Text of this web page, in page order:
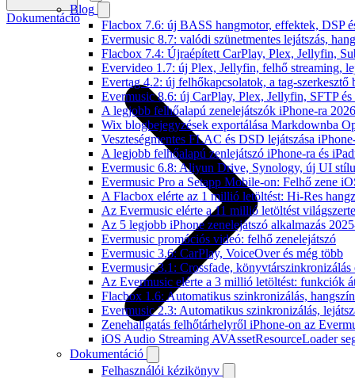
Blog
Flacbox 7.6: új BASS hangmotor, effektek, DSP
Evermusic 8.7: valódi szünetmentes lejátszás,
Flacbox 7.4: Újraépített CarPlay, Plex, Jellyfin,
Evervideo 1.7: új Plex, Jellyfin, felhő streaming,
Evertag 4.2: új felhőkapcsolatok, a tag-szerkesztő
Evermusic 8.6: új CarPlay, Plex, Jellyfin, SFTP
A legjobb felhőalapú zenelejátszók iPhone-ra
Wix blogbejegyzések exportálása Markdownba
Veszteségmentes FLAC és DSD lejátszása
A legjobb felhőalapú zenlejátszó iPhone-ra és
Evermusic 6.8: Aliyun Drive, Synology, új UI
Evermusic Pro a Setapp Mobile-on: Felhő zene
A Flacbox elérte az 1 millió letöltést: Hi-Res
Az Evermusic elérte a 11 millió letöltést világszerte
Az 5 legjobb iPhone zenelejátszó alkalmazás
Evermusic promóciós videó: felhő zenelejátszó
Evermusic 3.6: CarPlay, VoiceOver és még több
Evermusic 3.1: Crossfade, könyvtárszinkronizálás
Az Evermusic elérte a 3 millió letöltést: funkciók
Flacbox 1.6: Automatikus szinkronizálás,
Evermusic 2.3: Automatikus szinkronizálás,
Zenehallgatás felhőtárhelyről iPhone-on az
iOS Audio Streaming AVAssetResourceLoader
Dokumentáció
Felhasználói kézikönyv
Dokumentáció